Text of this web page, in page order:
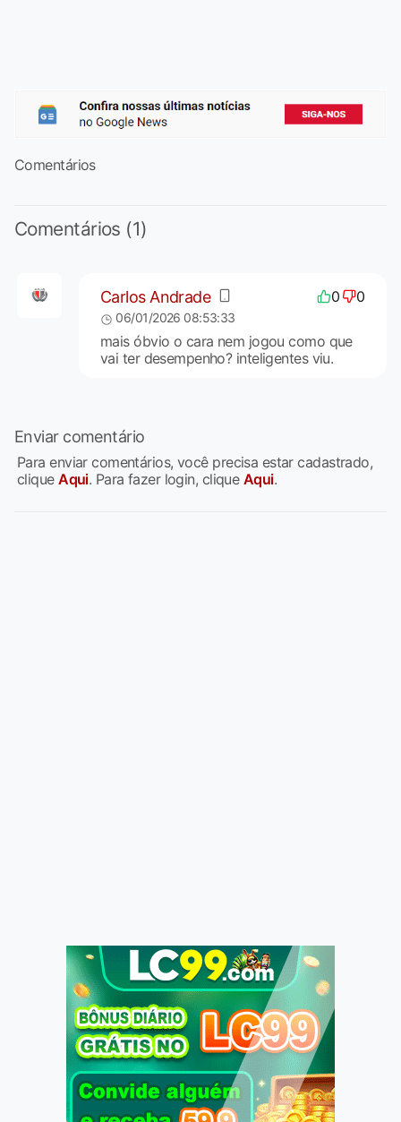
Comentários
Comentários (1)
Carlos Andrade 0 0
06/01/2026 08:53:33
mais óbvio o cara nem jogou como que
vai ter desempenho? inteligentes viu.
Enviar comentário
Para enviar comentários, você precisa estar cadastrado,
cliqueAqui. Para fazer login, clique Aqui.